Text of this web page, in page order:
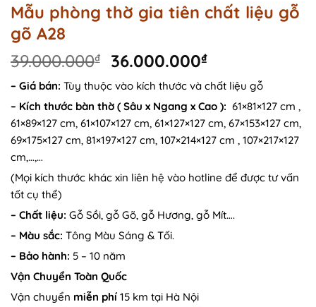
Mẫu phòng thờ gia tiên chất liệu gỗ
gõ A28
39.000.000₫
Original
price
was:
39.000.000₫.
36.000.000₫Current
price
is:
36.000.000₫.
– Giá bán: Tùy thuộc vào kích thước và chất liệu gỗ
– Kích thước bàn thờ ( Sâu x Ngang x Cao ): 61×81×127 cm ,
61×89×127 cm, 61×107×127 cm, 61×127×127 cm, 67×153×127 cm,
69×175×127 cm, 81×197×127 cm, 107×214×127 cm , 107×217×127
cm,…,…
(Mọi kích thước khác xin liên hệ vào hotline để được tư vấn
tốt cụ thể)
– Chất liệu: Gỗ Sồi, gỗ Gõ, gỗ Hương, gỗ Mít….
– Màu sắc: Tông Màu Sáng & Tối.
– Bảo hành: 5 – 10 năm
Vận Chuyển Toàn Quốc
Vận chuyển miễn phí 15 km tại Hà Nội